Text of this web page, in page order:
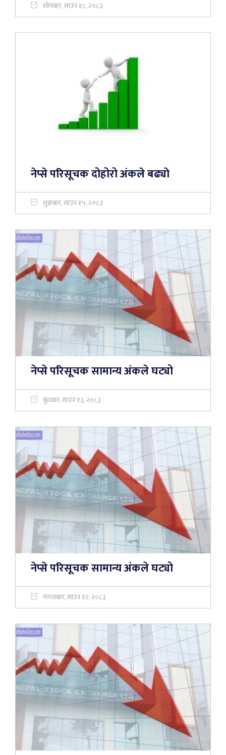
सोमबार, साउन १८, २०८३
नेप्से परिसूचक दोहोरो अंकले बढ्याे
शुक्रबार, साउन १५, २०८३
नेप्से परिसूचक सामान्य अंकले घट्यो
बुधबार, साउन १३, २०८३
नेप्से परिसूचक सामान्य अंकले घट्यो
मंगलबार, साउन १२, २०८३